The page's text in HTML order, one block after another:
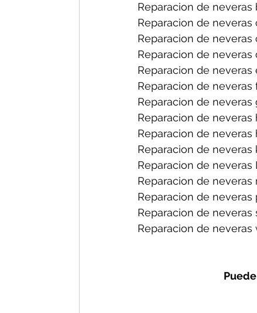
Reparacion de neveras
Reparacion de neveras
Reparacion de
Reparacion de neveras
Reparacion de
Reparacion de neveras
Reparacion de neveras
Reparacion de neveras
Reparacion de neveras
Reparacion de neveras
Reparacion de neveras
Reparacion de neveras
Reparacion de neveras
Reparacion de neveras
Reparacion de neveras